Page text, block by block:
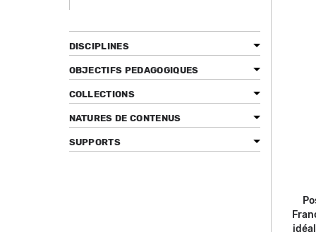
DISCIPLINES
OBJECTIFS PEDAGOGIQUES
COLLECTIONS
NATURES DE CONTENUS
SUPPORTS